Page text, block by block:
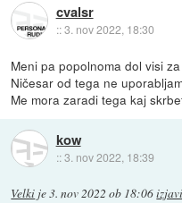
cvalsr
::3. nov 2022, 18:30
Meni pa popolnoma dol visi
Ničesar od tega ne
Me mora zaradi tega kaj
kow
::3. nov 2022, 18:39
Velki je3. nov 2022 ob 18:06